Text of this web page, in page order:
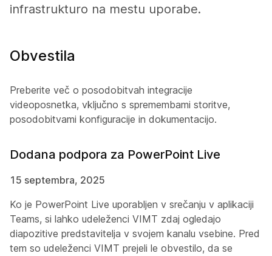
infrastrukturo na mestu uporabe.
Obvestila
Preberite več o posodobitvah integracije
videoposnetka, vključno s spremembami storitve,
posodobitvami konfiguracije in dokumentacijo.
Dodana podpora za PowerPoint Live
15 septembra, 2025
Ko je PowerPoint Live uporabljen v srečanju v aplikaciji
Teams, si lahko udeleženci VIMT zdaj ogledajo
diapozitive predstavitelja v svojem kanalu vsebine. Pred
tem so udeleženci VIMT prejeli le obvestilo, da se